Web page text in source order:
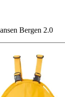
Bergen 2.0